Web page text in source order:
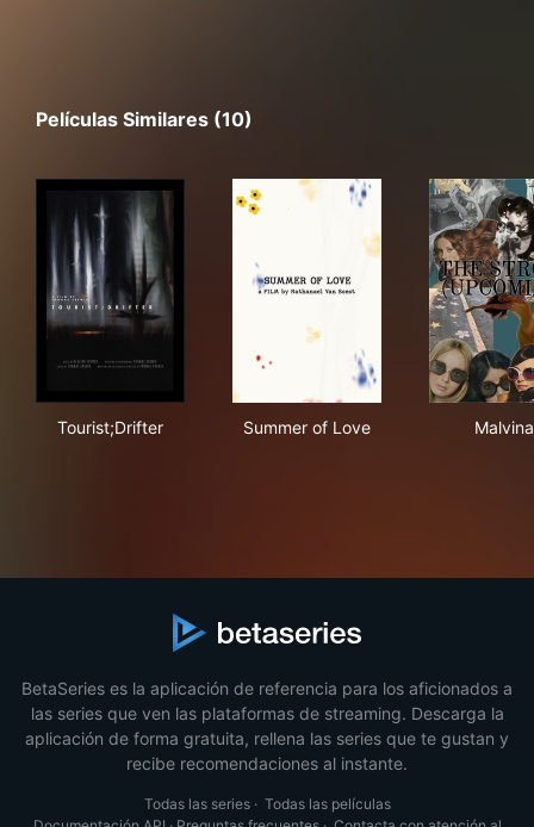
Películas Similares (10)
Tourist;Drifter Summer of Love Malvina
BetaSeries es la aplicación de referencia para los aficionados a
las series que ven las plataformas de streaming. Descarga la
aplicación de forma gratuita, rellena las series que te gustan y
recibe recomendaciones al instante.
Todas las series· Todas las películas